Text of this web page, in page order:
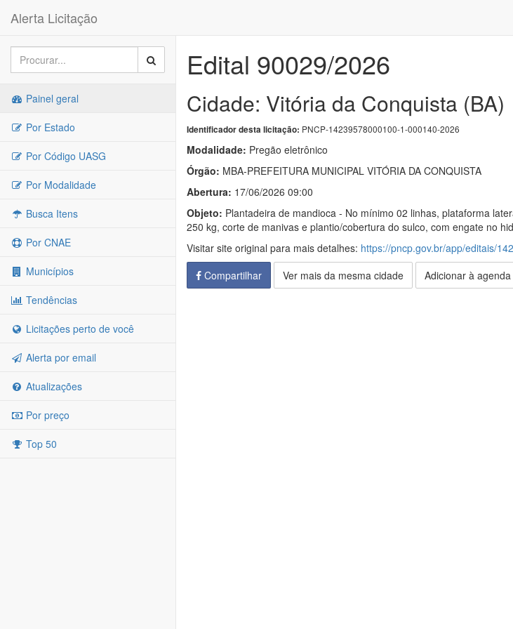
Alerta Licitação
Painel geral
Por Estado
Por Código UASG
Por Modalidade
Busca Itens
Por CNAE
Municípios
Tendências
Licitações perto de você
Alerta por email
Atualizações
Por preço
Top 50
Edital 90029/2026
Cidade: Vitória da Conquista (BA)
Identificador desta licitação: PNCP-14239578000100-1-000140-2026
Modalidade: Pregão eletrônico
Órgão: MBA-PREFEITURA MUNICIPAL VITÓRIA DA CONQUISTA
Abertura: 17/06/2026 09:00
Objeto: Plantadeira de mandioca - No mínimo 02 linhas, plataforma
250 kg, corte de manivas e plantio/cobertura do sulco, com engate no
Visitar site original para mais detalhes: https://pncp.gov.br/app/editais/
Compartilhar
Ver mais da mesma cidade Adicionar à agenda